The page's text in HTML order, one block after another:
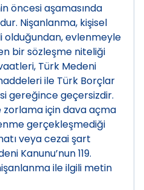
öncesi aşamasında
Nişanlanma, kişisel
olduğundan, evlenmeyle
bir sözleşme niteliği
Türk Medeni
ile Türk Borçlar
gereğince geçersizdir.
zorlama için dava açma
gerçekleşmediği
veya cezai şart
Kanunu’nun 119.
ile ilgili metin